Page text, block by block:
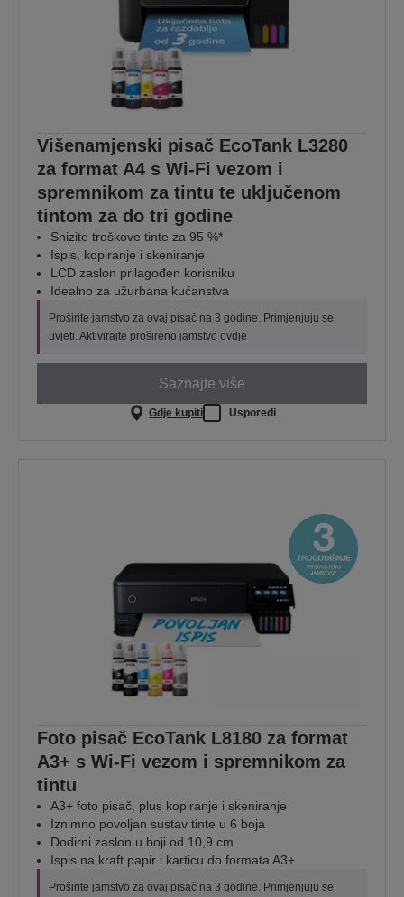
Višenamjenski pisač EcoTank L3280
za format A4 s Wi-Fi vezom i
spremnikom za tintu te uključenom
tintom za do tri godine
Snizite troškove tinte za 95 %*
Ispis, kopiranje i skeniranje
LCD zaslon prilagođen korisniku
Idealno za užurbana kućanstva
Proširite jamstvo za ovaj pisač na 3 godine. Primjenjuju se
uvjeti. Aktivirajte prošireno jamstvo ovdje
Saznajte više
Gdje kupiti Usporedi
Foto pisač EcoTank L8180 za format
A3+ s Wi-Fi vezom i spremnikom za
tintu
A3+ foto pisač, plus kopiranje i skeniranje
Iznimno povoljan sustav tinte u 6 boja
Dodirni zaslon u boji od 10,9 cm
Ispis na kraft papir i karticu do formata A3+
Proširite jamstvo za ovaj pisač na 3 godine. Primjenjuju se